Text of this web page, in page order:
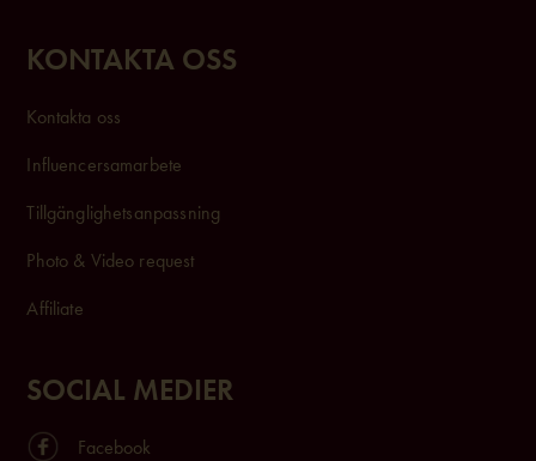
KONTAKTA OSS
Kontakta oss
Influencersamarbete
Tillgänglighetsanpassning
Photo & Video request
Affiliate
SOCIAL MEDIER
Facebook